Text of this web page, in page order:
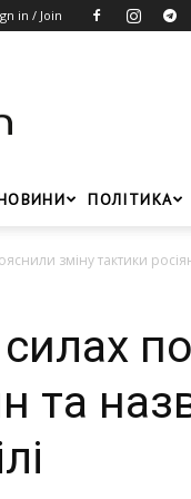
in / Join
ПОЛІТИКА
зміну тактики
та